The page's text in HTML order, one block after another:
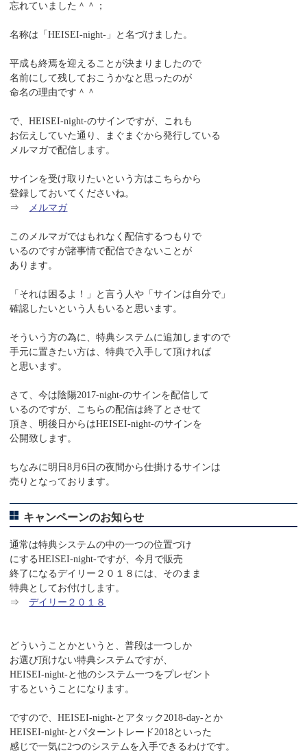
忘れていました＾＾；
名称は「HEISEI-night-」と名づけました。
平成も終焉を迎えることが決まりましたので
名前にして残しておこうかなと思ったのが
命名の理由です＾＾
で、HEISEI-night-のサインですが、これも
お伝えしていた通り、まぐまぐから発行している
メルマガで配信します。
サインを受け取りたいという方はこちらから
登録しておいてくださいね。
⇒
メルマガ
このメルマガではもれなく配信するつもりで
いるのですが諸事情で配信できないことが
あります。
「それは困るよ！」と言う人や「サインは自分で」
確認したいという人もいると思います。
そういう方の為に、特典システムに追加しますので
手元に置きたい方は、特典で入手して頂ければ
と思います。
さて、今は陰陽2017-night-のサインを配信して
いるのですが、こちらの配信は終了とさせて
頂き、明後日からはHEISEI-night-のサインを
公開致します。
ちなみに明日8月6日の夜間から仕掛けるサインは
売りとなっております。
キャンペーンのお知らせ
通常は特典システムの中の一つの位置づけ
にするHEISEI-night-ですが、今月で販売
終了になるデイリー２０１８には、そのまま
特典としてお付けします。
⇒デイリー２０１８
どういうことかというと、普段は一つしか
お選び頂けない特典システムですが、
HEISEI-night-と他のシステム一つをプレゼント
するということになります。
ですので、HEISEI-night-とアタック2018-day-とか
HEISEI-night-とパターントレード2018といった
感じで一気に2つのシステムを入手できるわけです。